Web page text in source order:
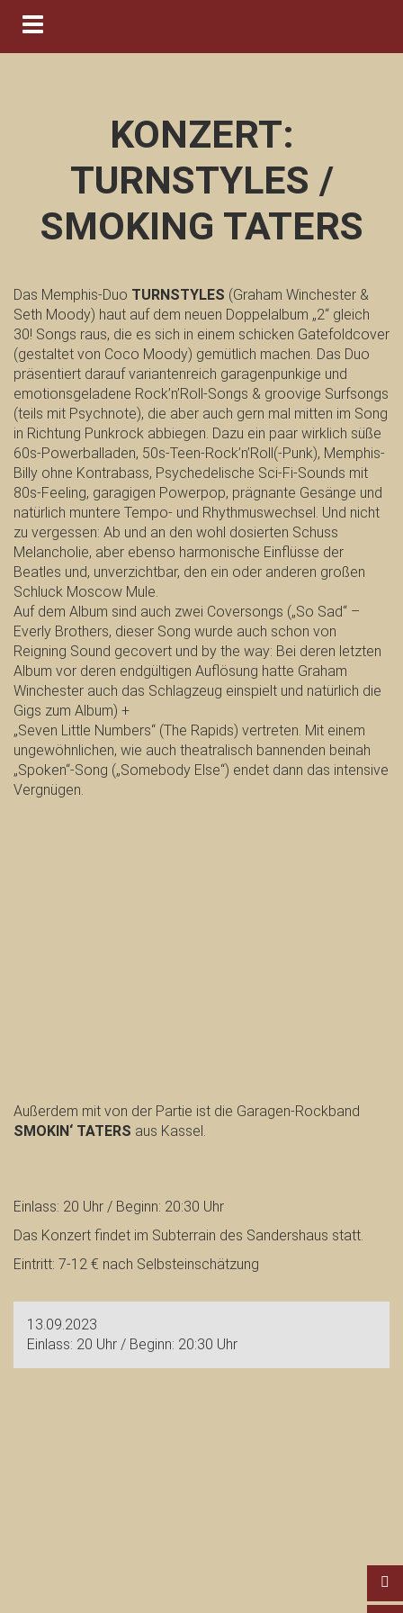
Navigation ein-/ausblenden
KONZERT:
TURNSTYLES /
SMOKING TATERS
Das Memphis-Duo TURNSTYLES (Graham Winchester &
Seth Moody) haut auf dem neuen Doppelalbum „2“ gleich
30! Songs raus, die es sich in einem schicken Gatefoldcover
(gestaltet von Coco Moody) gemütlich machen. Das Duo
präsentiert darauf variantenreich garagenpunkige und
emotionsgeladene Rock’n’Roll-Songs & groovige Surfsongs
(teils mit Psychnote), die aber auch gern mal mitten im Song
in Richtung Punkrock abbiegen. Dazu ein paar wirklich süße
60s-Powerballaden, 50s-Teen-Rock’n’Roll(-Punk), Memphis-
Billy ohne Kontrabass, Psychedelische Sci-Fi-Sounds mit
80s-Feeling, garagigen Powerpop, prägnante Gesänge und
natürlich muntere Tempo- und Rhythmuswechsel. Und nicht
zu vergessen: Ab und an den wohl dosierten Schuss
Melancholie, aber ebenso harmonische Einflüsse der
Beatles und, unverzichtbar, den ein oder anderen großen
Schluck Moscow Mule.
Auf dem Album sind auch zwei Coversongs („So Sad“ –
Everly Brothers, dieser Song wurde auch schon von
Reigning Sound gecovert und by the way: Bei deren letzten
Album vor deren endgültigen Auflösung hatte Graham
Winchester auch das Schlagzeug einspielt und natürlich die
Gigs zum Album) +
„Seven Little Numbers“ (The Rapids) vertreten. Mit einem
ungewöhnlichen, wie auch theatralisch bannenden beinah
„Spoken“-Song („Somebody Else“) endet dann das intensive
Vergnügen.
Außerdem mit von der Partie ist die Garagen-Rockband
SMOKIN‘ TATERS aus Kassel.
Einlass: 20 Uhr / Beginn: 20:30 Uhr
Das Konzert findet im Subterrain des Sandershaus statt.
Eintritt: 7-12 € nach Selbsteinschätzung
13.09.2023
Einlass: 20 Uhr / Beginn: 20:30 Uhr